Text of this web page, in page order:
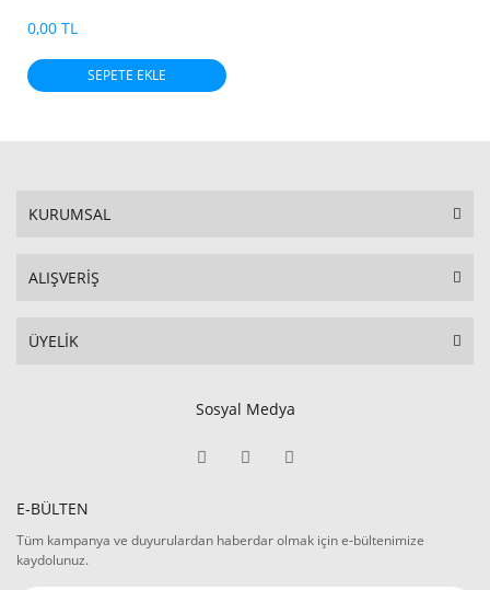
0,00 TL
SEPETE EKLE
KURUMSAL
ALIŞVERİŞ
ÜYELİK
Sosyal Medya
E-BÜLTEN
Tüm kampanya ve duyurulardan haberdar olmak için e-bültenimize
kaydolunuz.